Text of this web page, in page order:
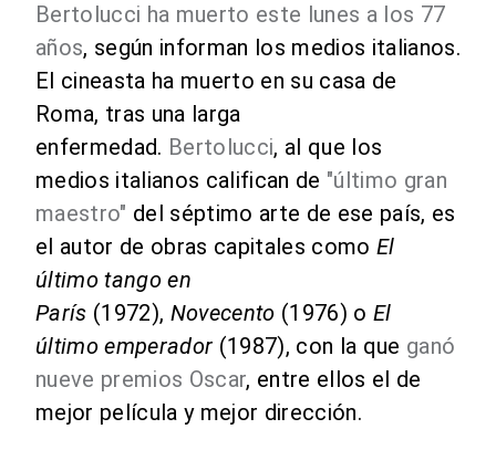
Bertolucci ha muerto este lunes a los 77
años, según informan los medios italianos.
El cineasta ha muerto en su casa de
Roma, tras una larga
enfermedad. Bertolucci, al que los
medios italianos califican de "último gran
maestro" del séptimo arte de ese país, es
el autor de obras capitales como El
último tango en
París (1972), Novecento (1976) o El
último emperador (1987), con la que ganó
nueve premios Oscar, entre ellos el de
mejor película y mejor dirección.